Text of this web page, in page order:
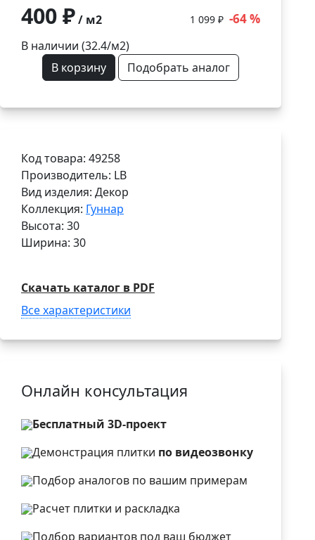
400 ₽/ м2 1 099 ₽ -64 %
В наличии (32.4/м2)
В корзину
Подобрать аналог
Код товара: 49258
Производитель: LB
Вид изделия: Декор
Коллекция: Гуннар
Высота: 30
Ширина: 30
Скачать каталог в PDF
Все характеристики
Онлайн консультация
Бесплатный 3D-проект
Демонстрация плитки по видеозвонку
Подбор аналогов по вашим примерам
Расчет плитки и раскладка
Подбор вариантов под ваш бюджет